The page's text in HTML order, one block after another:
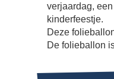
verjaardag,
kinderfeestje.
Deze
De folieballon